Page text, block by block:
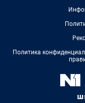
Политика